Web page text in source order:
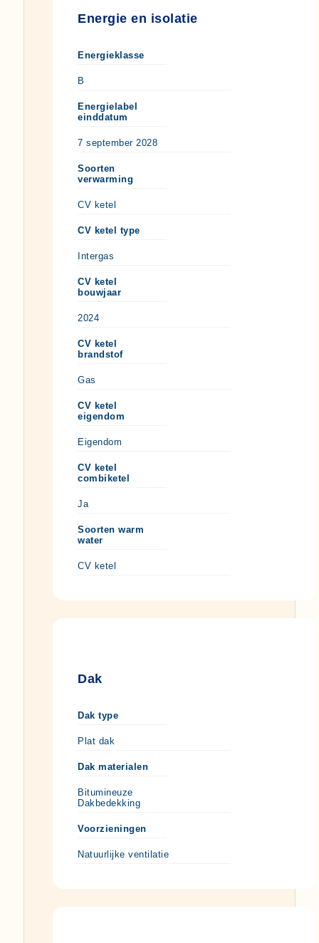
Energie en isolatie
Energieklasse
B
Energielabel
einddatum
7 september 2028
Soorten
verwarming
CV ketel
CV ketel type
Intergas
CV ketel
bouwjaar
2024
CV ketel
brandstof
Gas
CV ketel
eigendom
Eigendom
CV ketel
combiketel
Ja
Soorten warm
water
CV ketel
Dak
Dak type
Plat dak
Dak materialen
Bitumineuze
Dakbedekking
Voorzieningen
Natuurlijke ventilatie